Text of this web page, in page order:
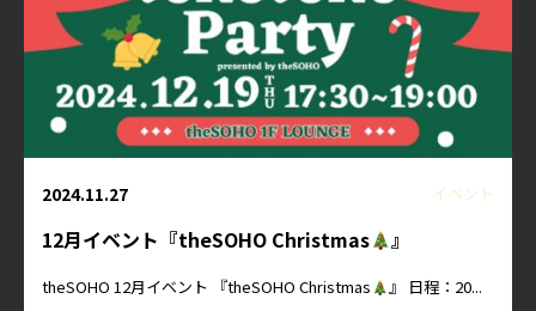
2024.11.27 イベント
12月イベント『theSOHO Christmas 』
theSOHO 12月イベント 『theSOHO Christmas 』 日程：20...